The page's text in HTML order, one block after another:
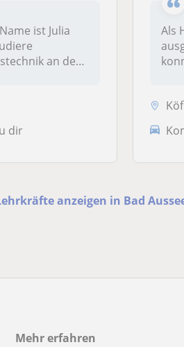
ist Julia
an der
dir
Als
anzeigen in Bad
Mehr erfahren